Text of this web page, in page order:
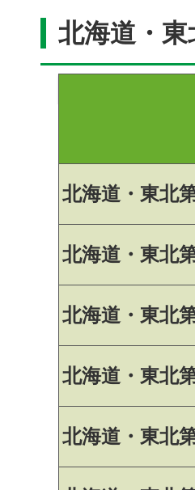
北海道・東
北海道・東北
北海道・東北
北海道・東北
北海道・東北
北海道・東北